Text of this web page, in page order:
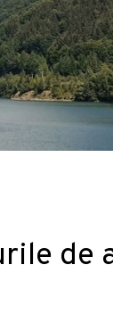
de